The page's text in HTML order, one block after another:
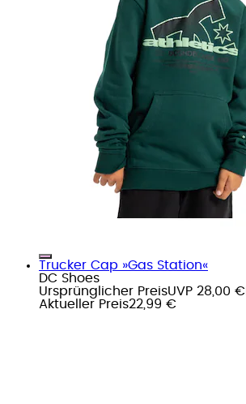
Trucker Cap »Gas Station«
DC Shoes
Ursprünglicher PreisUVP 28,00 €
Aktueller Preis22,99 €